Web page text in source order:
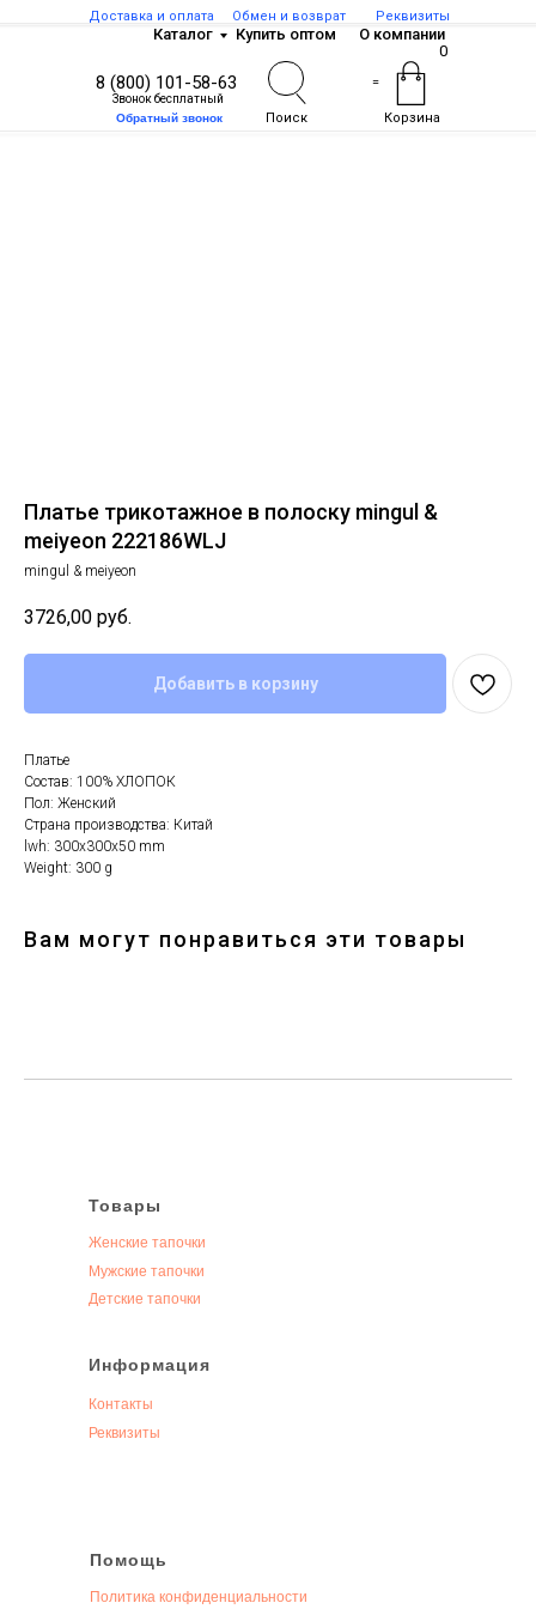
8 (800) 101-58-63
Звонок бесплатный
Каталог Купить оптом О компании
Доставка и оплата Обмен и возврат Реквизиты
0
=
Обратный звонок Поиск Корзина
Платье трикотажное в полоску mingul &
meiyeon 222186WLJ
mingul & meiyeon
3726,00 руб.
Добавить в корзину
Платье
Состав: 100% ХЛОПОК
Пол: Женский
Страна производства: Китай
lwh: 300x300x50 mm
Weight: 300 g
Вам могут понравиться эти товары
Товары
Женские тапочки
Мужские тапочки
Детские тапочки
Информация
Контакты
Реквизиты
Помощь
Политика конфиденциальности